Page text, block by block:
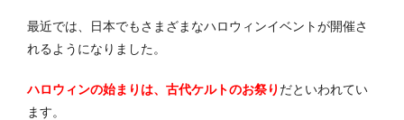
最近では、日本でもさまざまなハロウィンイベントが開催さ
れるようになりました。
ハロウィンの始まりは、古代ケルトのお祭り だといわれてい
ます。